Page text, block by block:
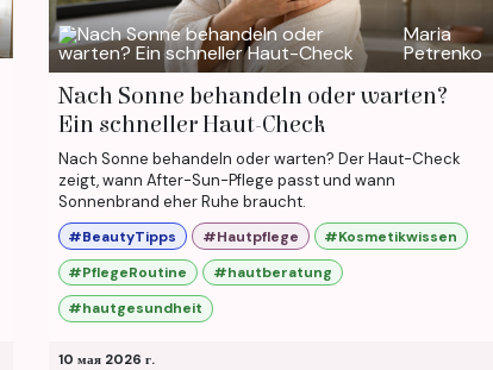
Maria
Petrenko
Nach Sonne behandeln oder warten?
Ein schneller Haut-Check
Nach Sonne behandeln oder warten? Der Haut-Check
zeigt, wann After-Sun-Pflege passt und wann
Sonnenbrand eher Ruhe braucht.
#BeautyTipps #Hautpflege
#Kosmetikwissen
#PflegeRoutine
#hautberatung
#hautgesundheit
10 мая 2026 г.